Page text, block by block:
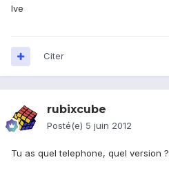
Ive
Citer
rubixcube
Posté(e) 5 juin 2012
Tu as quel telephone, quel version ?